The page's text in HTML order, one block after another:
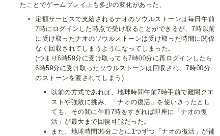
たことでゲームプレイ上も多少の変化があった。
定額サービスで支給されるナオのソウルストーンは毎日午前
7時にログインした時点で受け取ることができるが、7時以前
に受け取ったナオのソウルストーンは受け取った時間に関係
なく回収されてしまうようになってしまった。
(つまり6時59分に受け取っても7時00分に再ログインしたら
6時59分に受け取ったソウルストーンは回収され、7時00分
のストーンを渡されてしまう)
以前の方式であれば、地球時間午前7時手前で難関クエ
ストや強敵に挑み、「ナオの復活」を使いきったとし
ても、その間に午前7時をすぎれば即座に「ナオの復
活」が最大まで回復可能だった。
また、地球時間36分ごとに1つずつ「ナオの復活」が補